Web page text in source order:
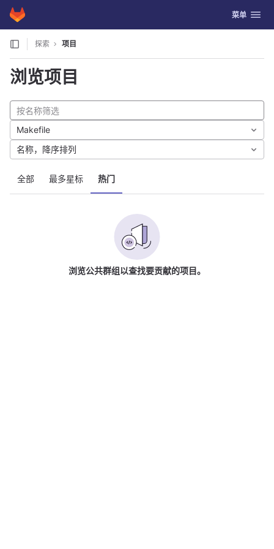
Skip to content
GitLab 切换导航
菜单
探索 项目
浏览项目
全部 最多星标 热门
Makefile
名称，降序排列
浏览公共群组以查找要贡献的项目。